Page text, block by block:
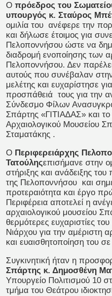
Ο πρόεδρος του
υπουργός κ. Σταύρος
ομιλία του ανέφερε την
και δήλωσε έτοιμος για
Πελοποννήσου ώστε να
διαδρομή ενοποίησης των
Πελοποννήσου. Δεν
αυτούς που συνέβαλαν
μελέτης και ευχαρίστησε
προσπάθειά τους για την
Σύνδεσμο Φίλων
Σπάρτης «ΓΙΤΙΑΔΑΣ» και
Αρχαιολογικού Μουσείου
Σταματάκης .
Ο Περιφερειάρχης
Τατούληςεπισήμανε στην
στήριξης και ανάδειξης του
της Πελοποννήσου και
προτεραιότητα και έργο
Περιφέρεια αποτελεί η
αρχαιολογικού μουσείου
θερμότερες ευχαριστίες
Νιάρχου για την αμέριστη
και ευαισθητοποίηση του
Συγκινητική ήταν η
Σπάρτης κ. Δημοσθένη
Υπουργείο Πολιτισμού 10
τμήμα του Θεάτρου